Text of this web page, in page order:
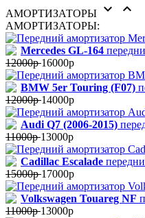
АМОРТИЗАТОРЫ  
АМОРТИЗАТОРЫ:
Mercedes GL-164
12000р16000р
BMW 5er Touring (F07)
12000р14000р
Audi Q7 (2006-2015)
11000р13000р
Cadillac Escalade
15000р17000р
Volkswagen Touareg NF
11000р13000р